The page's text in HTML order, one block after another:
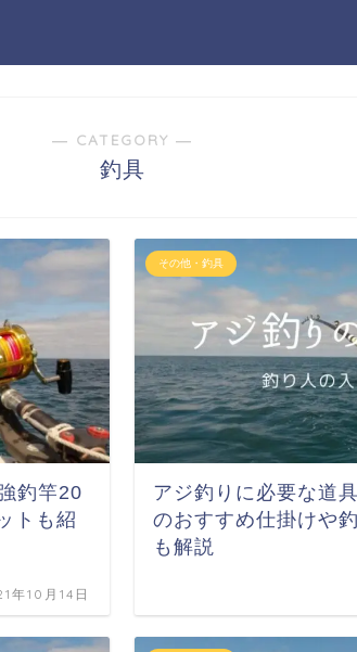
― CATEGORY ―
釣具
釣竿20
トも紹
年10月14日
その他・釣具
アジ釣りに必要な道
のおすすめ仕掛けや
も解説